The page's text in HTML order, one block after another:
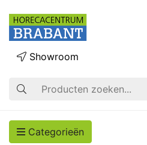
Zoek op
Showroom
Categorieën